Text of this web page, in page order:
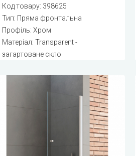
Код товару: 398625
Тип: Пряма фронтальна
Профіль: Хром
Матеріал: Transparent -
загартоване скло